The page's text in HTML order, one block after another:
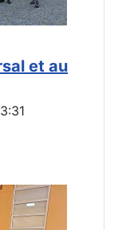
et au